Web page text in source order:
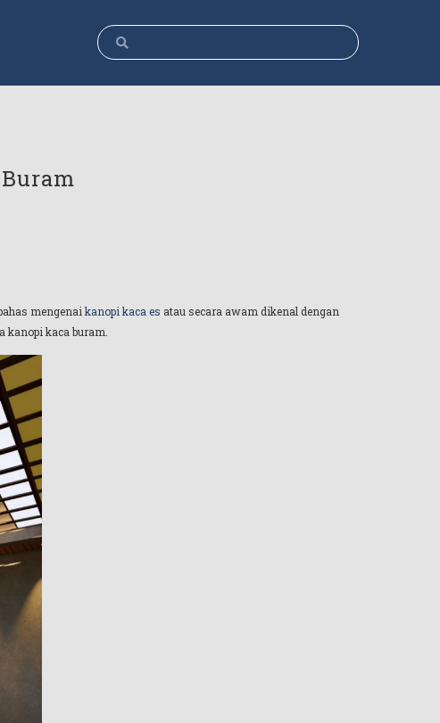
mengenai kanopi kaca es atau secara awam dikenal dengan
kanopi kaca buram.